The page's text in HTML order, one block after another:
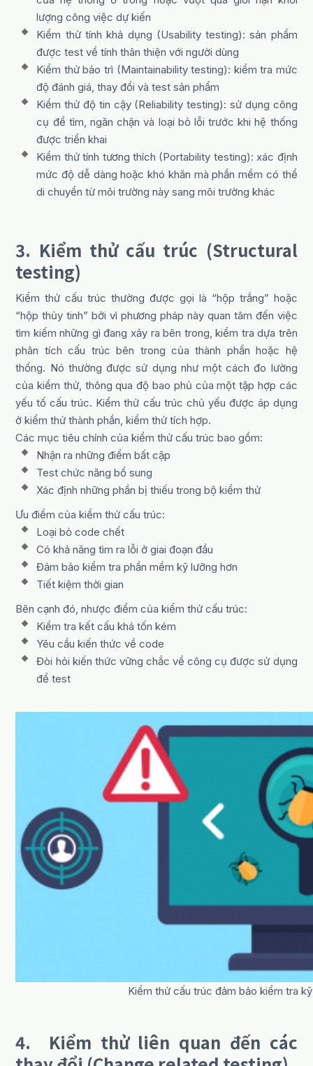
lượng công việc dự kiến
Kiểm thử tính khả dụng (Usability testing): sản phẩm
được test về tính thân thiện với người dùng
Kiểm thử bảo trì (Maintainability testing): kiểm tra mức
độ đánh giá, thay đổi và test sản phẩm
Kiểm thử độ tin cậy (Reliability testing): sử dụng công
cụ để tìm, ngăn chặn và loại bỏ lỗi trước khi hệ thống
được triển khai
Kiểm thử tính tương thích (Portability testing): xác định
mức độ dễ dàng hoặc khó khăn mà phần mềm có thể
di chuyển từ môi trường này sang môi trường khác
3. Kiểm thử cấu trúc (Structural
testing)
Kiểm thử cấu trúc thường được gọi là “hộp trắng” hoặc
“hộp thủy tinh” bởi vì phương pháp này quan tâm đến việc
tìm kiếm những gì đang xảy ra bên trong, kiểm tra dựa trên
phân tích cấu trúc bên trong của thành phần hoặc hệ
thống. Nó thường được sử dụng như một cách đo lường
của kiểm thử, thông qua độ bao phủ của một tập hợp các
yếu tố cấu trúc. Kiểm thử cấu trúc chủ yếu được áp dụng
ở kiểm thử thành phần, kiểm thử tích hợp.
Các mục tiêu chính của kiểm thử cấu trúc bao gồm:
Nhận ra những điểm bất cập
Test chức năng bổ sung
Xác định những phần bị thiếu trong bộ kiểm thử
Ưu điểm của kiểm thử cấu trúc:
Loại bỏ code chết
Có khả năng tìm ra lỗi ở giai đoạn đầu
Đảm bảo kiểm tra phần mềm kỹ lưỡng hơn
Tiết kiệm thời gian
Bên cạnh đó, nhược điểm của kiểm thử cấu trúc:
Kiểm tra kết cấu khá tốn kém
Yêu cầu kiến thức về code
Đòi hỏi kiến thức vững chắc về công cụ được sử dụng
để test
Kiểm thử cấu trúc đảm bảo kiểm tra
4. Kiểm thử liên quan đến các